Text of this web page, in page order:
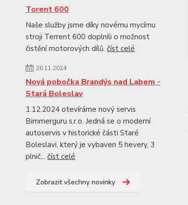
Torent 600
Naše služby jsme díky novému mycímu
stroji Terrent 600 doplnili o možnost
čistění motorových dílů. číst celé
26.11.2024
Nová pobočka Brandýs nad Labem -
Stará Boleslav
1.12.2024 otevíráme nový servis
Bimmerguru s.r.o. Jedná se o moderní
autoservis v historické části Staré
Boleslavi, který je vybaven 5 hevery, 3
plnič... číst celé
Zobrazit všechny novinky